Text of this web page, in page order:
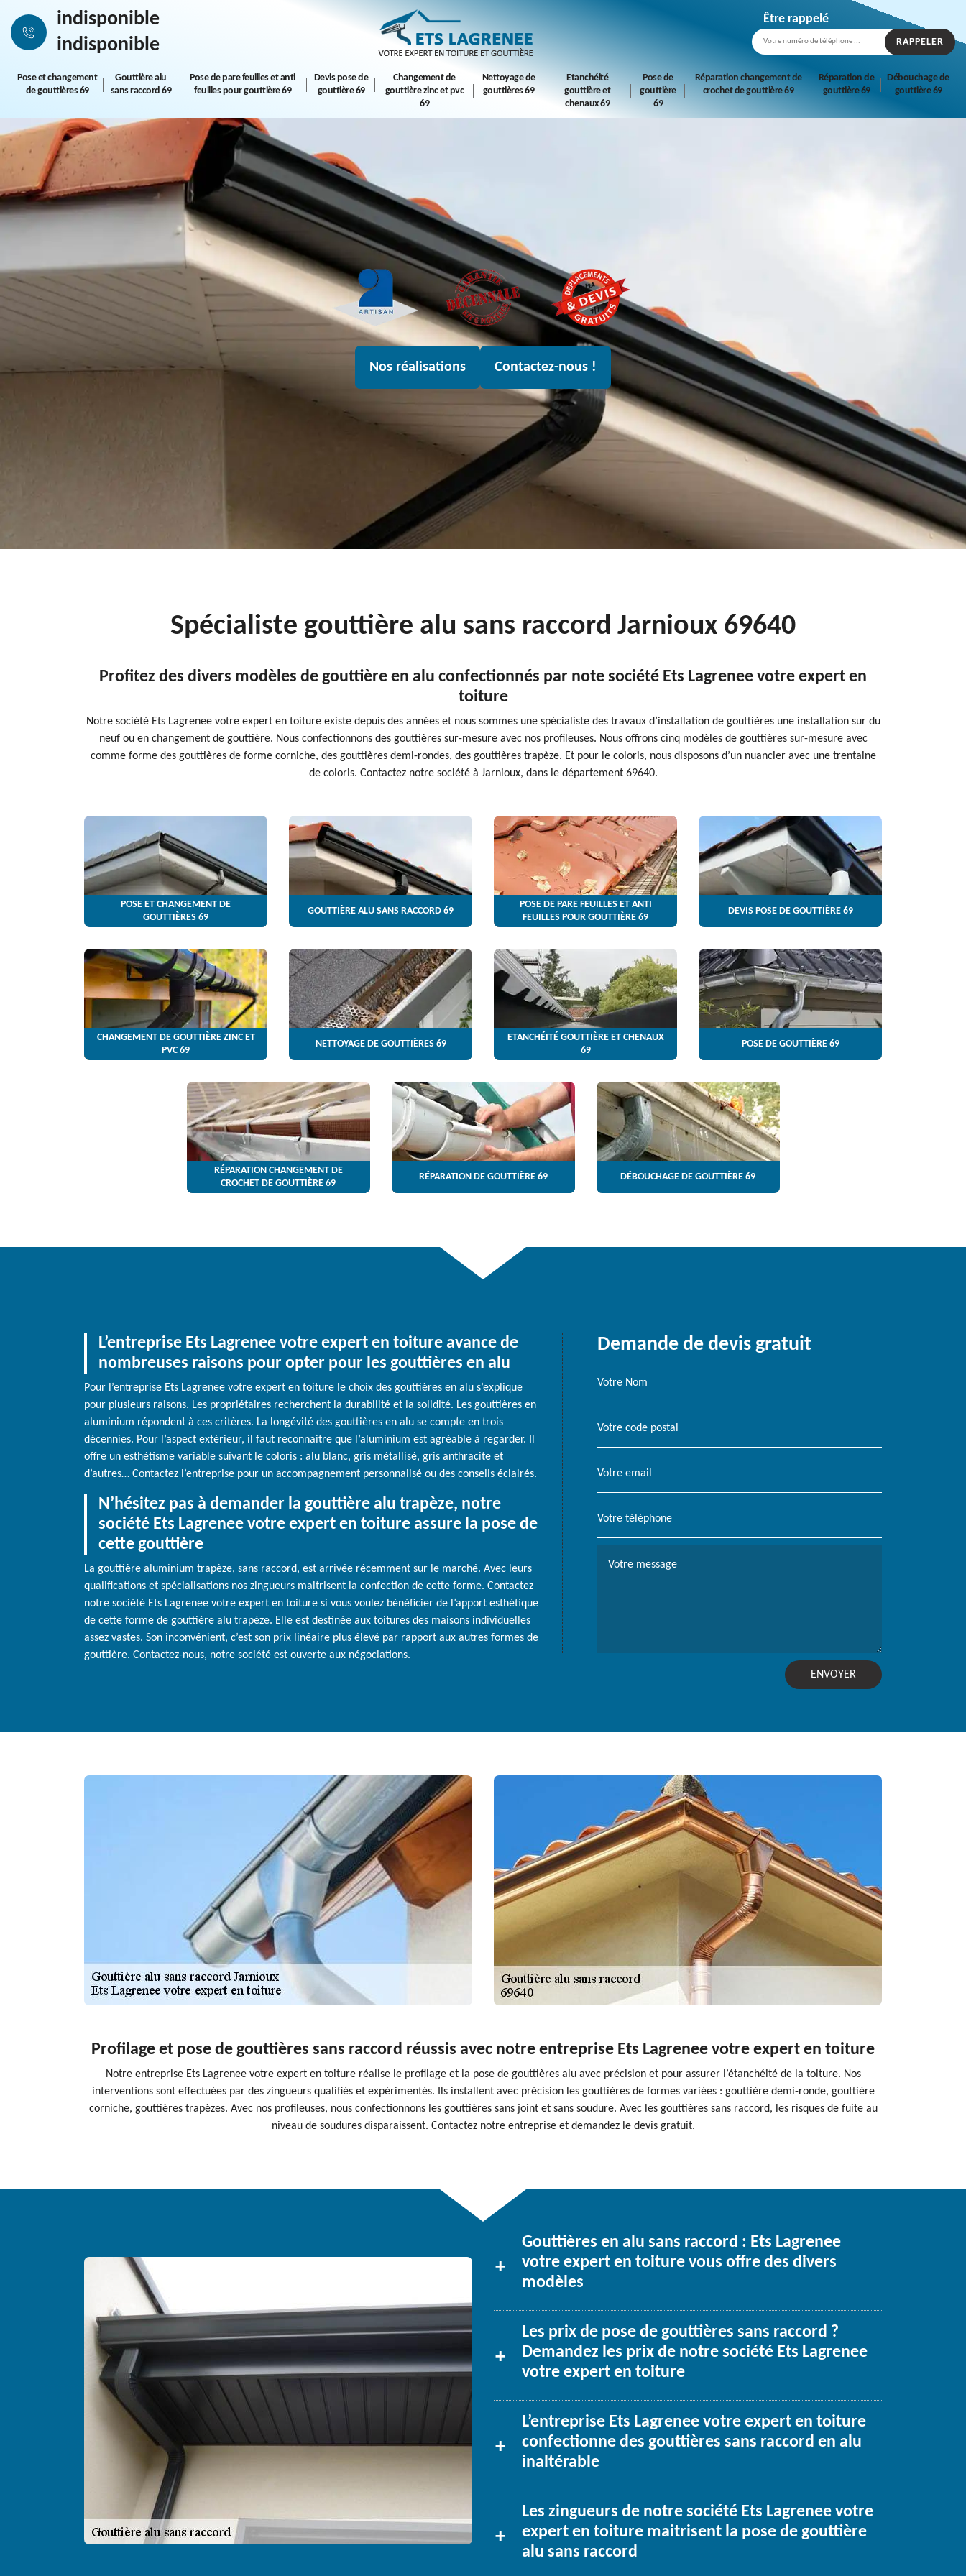
indisponible
indisponible
Être rappelé
Pose et changement
de gouttières 69
Gouttière alu
sans raccord 69
Pose de pare feuilles et anti
feuilles pour gouttière 69
Devis pose de
gouttière 69
Changement de
gouttière zinc et pvc
69
Nettoyage de
gouttières 69
Etanchéité
gouttière et
chenaux 69
Pose de
gouttière
69
Réparation changement de
crochet de gouttière 69
Réparation de
gouttière 69
Débouchage de
gouttière 69
Nos réalisations Contactez-nous !
Spécialiste gouttière alu sans raccord Jarnioux 69640
Profitez des divers modèles de gouttière en alu confectionnés par note société Ets Lagrenee votre expert en
toiture
Notre société Ets Lagrenee votre expert en toiture existe depuis des années et nous sommes une spécialiste des travaux d’installation de gouttières une installation sur du
neuf ou en changement de gouttière. Nous confectionnons des gouttières sur-mesure avec nos profileuses. Nous offrons cinq modèles de gouttières sur-mesure avec
comme forme des gouttières de forme corniche, des gouttières demi-rondes, des gouttières trapèze. Et pour le coloris, nous disposons d’un nuancier avec une trentaine
de coloris. Contactez notre société à Jarnioux, dans le département 69640.
POSE ET CHANGEMENT DE
GOUTTIÈRES 69
GOUTTIÈRE ALU SANS RACCORD 69
POSE DE PARE FEUILLES ET ANTI
FEUILLES POUR GOUTTIÈRE 69
DEVIS POSE DE GOUTTIÈRE 69
CHANGEMENT DE GOUTTIÈRE ZINC ET
PVC 69
NETTOYAGE DE GOUTTIÈRES 69
ETANCHÉITÉ GOUTTIÈRE ET CHENAUX
69
POSE DE GOUTTIÈRE 69
RÉPARATION CHANGEMENT DE
CROCHET DE GOUTTIÈRE 69
RÉPARATION DE GOUTTIÈRE 69 DÉBOUCHAGE DE GOUTTIÈRE 69
L’entreprise Ets Lagrenee votre expert en toiture avance de
nombreuses raisons pour opter pour les gouttières en alu
Pour l’entreprise Ets Lagrenee votre expert en toiture le choix des gouttières en alu s’explique
pour plusieurs raisons. Les propriétaires recherchent la durabilité et la solidité. Les gouttières en
aluminium répondent à ces critères. La longévité des gouttières en alu se compte en trois
décennies. Pour l’aspect extérieur, il faut reconnaitre que l’aluminium est agréable à regarder. Il
offre un esthétisme variable suivant le coloris : alu blanc, gris métallisé, gris anthracite et
d’autres… Contactez l’entreprise pour un accompagnement personnalisé ou des conseils éclairés.
N’hésitez pas à demander la gouttière alu trapèze, notre
société Ets Lagrenee votre expert en toiture assure la pose de
cette gouttière
La gouttière aluminium trapèze, sans raccord, est arrivée récemment sur le marché. Avec leurs
qualifications et spécialisations nos zingueurs maitrisent la confection de cette forme. Contactez
notre société Ets Lagrenee votre expert en toiture si vous voulez bénéficier de l’apport esthétique
de cette forme de gouttière alu trapèze. Elle est destinée aux toitures des maisons individuelles
assez vastes. Son inconvénient, c’est son prix linéaire plus élevé par rapport aux autres formes de
gouttière. Contactez-nous, notre société est ouverte aux négociations.
Demande de devis gratuit
Profilage et pose de gouttières sans raccord réussis avec notre entreprise Ets Lagrenee votre expert en toiture
Notre entreprise Ets Lagrenee votre expert en toiture réalise le profilage et la pose de gouttières alu avec précision et pour assurer l’étanchéité de la toiture. Nos
interventions sont effectuées par des zingueurs qualifiés et expérimentés. Ils installent avec précision les gouttières de formes variées : gouttière demi-ronde, gouttière
corniche, gouttières trapèzes. Avec nos profileuses, nous confectionnons les gouttières sans joint et sans soudure. Avec les gouttières sans raccord, les risques de fuite au
niveau de soudures disparaissent. Contactez notre entreprise et demandez le devis gratuit.
Gouttières en alu sans raccord : Ets Lagrenee
votre expert en toiture vous offre des divers
modèles
Les prix de pose de gouttières sans raccord ?
Demandez les prix de notre société Ets Lagrenee
votre expert en toiture
L’entreprise Ets Lagrenee votre expert en toiture
confectionne des gouttières sans raccord en alu
inaltérable
Les zingueurs de notre société Ets Lagrenee votre
expert en toiture maitrisent la pose de gouttière
alu sans raccord